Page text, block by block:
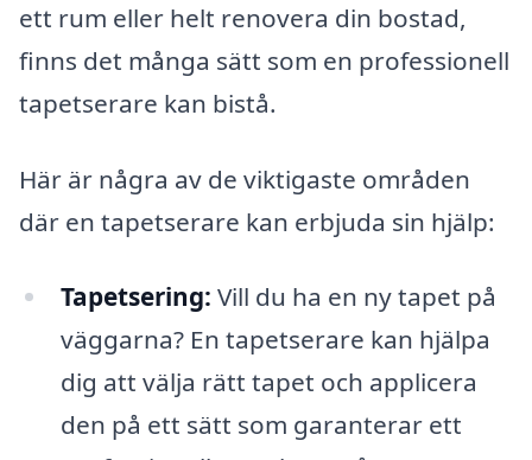
ett rum eller helt renovera din bostad,
finns det många sätt som en professionell
tapetserare kan bistå.
Här är några av de viktigaste områden
där en tapetserare kan erbjuda sin hjälp:
Tapetsering: Vill du ha en ny tapet på
väggarna? En tapetserare kan hjälpa
dig att välja rätt tapet och applicera
den på ett sätt som garanterar ett